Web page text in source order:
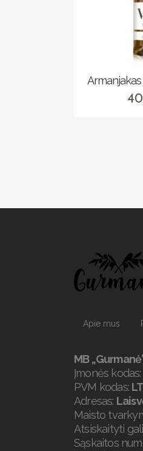
Armanjakas
Apie mus
MB
Įmonės kodas:
PVM kodas:
Adresas:
Maisto
Atsiskaityti
Sąskaitos